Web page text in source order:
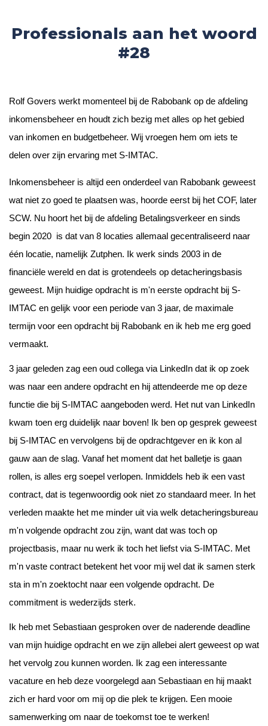
Professionals aan het woord
#28
Rolf Govers werkt momenteel bij de Rabobank op de afdeling
inkomensbeheer en houdt zich bezig met alles op het gebied
van inkomen en budgetbeheer. Wij vroegen hem om iets te
delen over zijn ervaring met S-IMTAC.
Inkomensbeheer is altijd een onderdeel van Rabobank geweest
wat niet zo goed te plaatsen was, hoorde eerst bij het COF, later
SCW. Nu hoort het bij de afdeling Betalingsverkeer en sinds
begin 2020 is dat van 8 locaties allemaal gecentraliseerd naar
één locatie, namelijk Zutphen. Ik werk sinds 2003 in de
financiële wereld en dat is grotendeels op detacheringsbasis
geweest. Mijn huidige opdracht is m'n eerste opdracht bij S-
IMTAC en gelijk voor een periode van 3 jaar, de maximale
termijn voor een opdracht bij Rabobank en ik heb me erg goed
vermaakt.
3 jaar geleden zag een oud collega via LinkedIn dat ik op zoek
was naar een andere opdracht en hij attendeerde me op deze
functie die bij S-IMTAC aangeboden werd. Het nut van LinkedIn
kwam toen erg duidelijk naar boven! Ik ben op gesprek geweest
bij S-IMTAC en vervolgens bij de opdrachtgever en ik kon al
gauw aan de slag. Vanaf het moment dat het balletje is gaan
rollen, is alles erg soepel verlopen. Inmiddels heb ik een vast
contract, dat is tegenwoordig ook niet zo standaard meer. In het
verleden maakte het me minder uit via welk detacheringsbureau
m'n volgende opdracht zou zijn, want dat was toch op
projectbasis, maar nu werk ik toch het liefst via S-IMTAC. Met
m'n vaste contract betekent het voor mij wel dat ik samen sterk
sta in m'n zoektocht naar een volgende opdracht. De
commitment is wederzijds sterk.
Ik heb met Sebastiaan gesproken over de naderende deadline
van mijn huidige opdracht en we zijn allebei alert geweest op wat
het vervolg zou kunnen worden. Ik zag een interessante
vacature en heb deze voorgelegd aan Sebastiaan en hij maakt
zich er hard voor om mij op die plek te krijgen. Een mooie
samenwerking om naar de toekomst toe te werken!